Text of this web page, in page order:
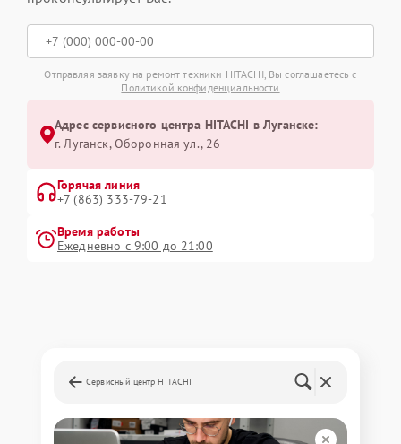
Отправляя заявку на ремонт техники HITACHI, Вы соглашаетесь с
Политикой конфиденциальности
Адрес сервисного центра HITACHI в Луганске:
г. Луганск, Оборонная ул., 26
Горячая линия
+7 (863) 333-79-21
Время работы
Ежедневно с 9:00 до 21:00
Сервисный центр HITACHI